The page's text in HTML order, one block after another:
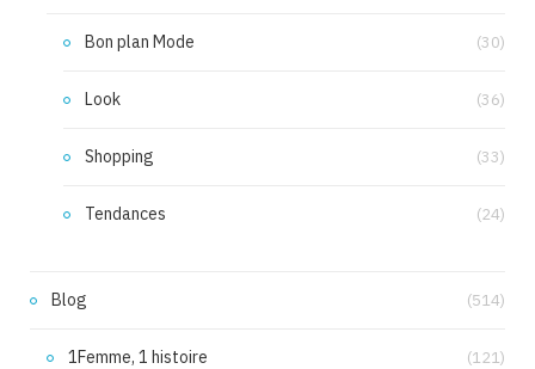
Bon plan Mode (30)
Look (36)
Shopping (33)
Tendances (24)
Blog (514)
1Femme, 1 histoire (121)